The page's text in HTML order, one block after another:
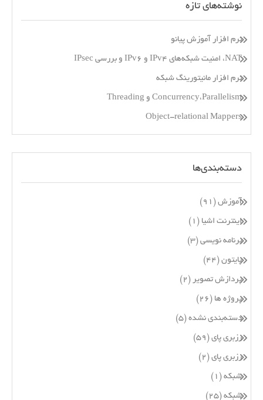
نوشته‌های تازه
نرم افزار آموزش پیانو
NAT، امنیت شبکه‌های IPv4 و IPv6 و بررسی IPsec
نرم افزار مانیتورینگ شبکه
Concurrency،Parallelism و Threading
Object-relational Mappers
دسته‌بندی‌ها
آموزش (۹۱)
اینترنت اشیا (۱)
برنامه نویسی (۳)
پایتون (۴۴)
پردازش تصویر (۲)
پروژه ها (۲۶)
دسته‌بندی نشده (۵)
رزبری پای (۵۹)
رزبری پای (۲)
شبکه (۱)
شبکه (۲۵)